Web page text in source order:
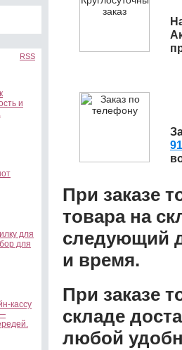
RSS
и
для
для
кассу
При заказе
товара на
следующий
и время.
При заказе
складе
любой